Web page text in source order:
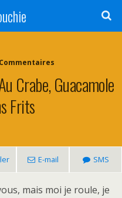
Commentaires
Crabe, Guacamole
Frits
E-mail SMS
mais moi je roule, je